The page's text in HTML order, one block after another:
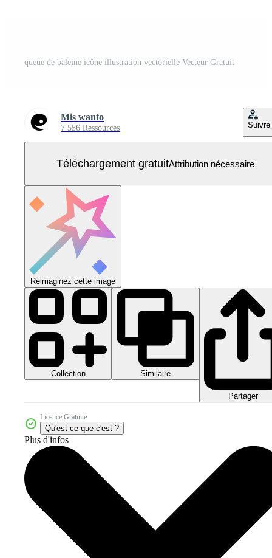
queue de baleine icône illustration vectorielle Vecteur Gratuit
Mis wanto
7 556 Ressources Suivre
Téléchargement gratuitAttribution nécessaire
Réimaginez cette image
Collection Similaire
Partager
Licence Gratuite
Qu'est-ce que c'est ?
Plus d'infos